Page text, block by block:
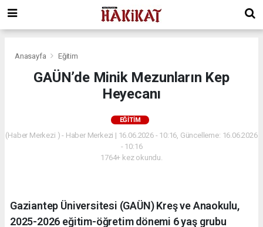
Anasayfa Eğitim
GAÜN’de Minik Mezunların Kep
Heyecanı
EĞITIM
(Haber Merkezi ) - Haber Merkezi | 16.06.2026 - 10:16, Güncelleme: 16.06.2026
- 10:16
1764+ kez okundu.
Gaziantep Üniversitesi (GAÜN) Kreş ve Anaokulu,
2025-2026 eğitim-öğretim dönemi 6 yaş grubu